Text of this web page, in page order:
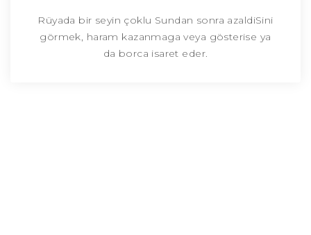
Rüyada bir seyin çoklu Sundan sonra azaldiSini
görmek, haram kazanmaga veya gösterise ya
da borca isaret eder.